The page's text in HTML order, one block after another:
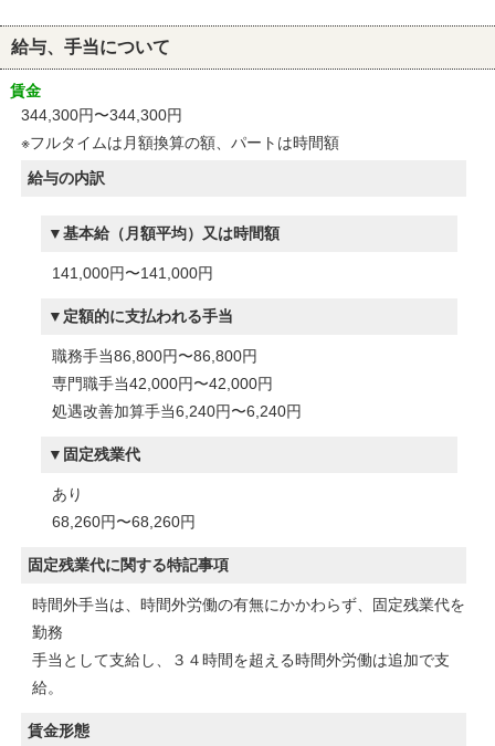
給与、手当について
賃金
344,300円〜344,300円
※フルタイムは月額換算の額、パートは時間額
給与の内訳
基本給（月額平均）又は時間額
141,000円〜141,000円
定額的に支払われる手当
職務手当86,800円〜86,800円
専門職手当42,000円〜42,000円
処遇改善加算手当6,240円〜6,240円
固定残業代
あり
68,260円〜68,260円
固定残業代に関する特記事項
時間外手当は、時間外労働の有無にかかわらず、固定残業代を
勤務
手当として支給し、３４時間を超える時間外労働は追加で支
給。
賃金形態